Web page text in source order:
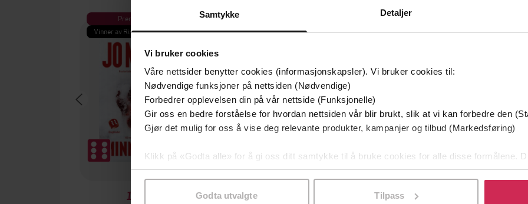
Samtykke Detaljer
Vi bruker cookies
Våre nettsider benytter cookies (informasjonskapsler). Vi bruker cookies til:
Nødvendige funksjoner på nettsiden (Nødvendige)
Forbedrer opplevelsen din på vår nettside (Funksjonelle)
Gir oss en bedre forståelse for hvordan nettsiden vår blir brukt, slik at vi kan forbedre den
Gjør det mulig for oss å vise deg relevante produkter, kampanjer og tilbud (Markedsføring)
Klikk på «Godta alle» for å gi oss ditt samtykke til å bruke cookies for alle disse formålene.
samtykke til spesifikke formål ved å klikke på «Tilpass». Du kan når som helst trekke
Godta utvalgte Tilpass
Premium
Vinner av Rivertonprisen
199,-
Første gang på tilbud
Premium
149,-